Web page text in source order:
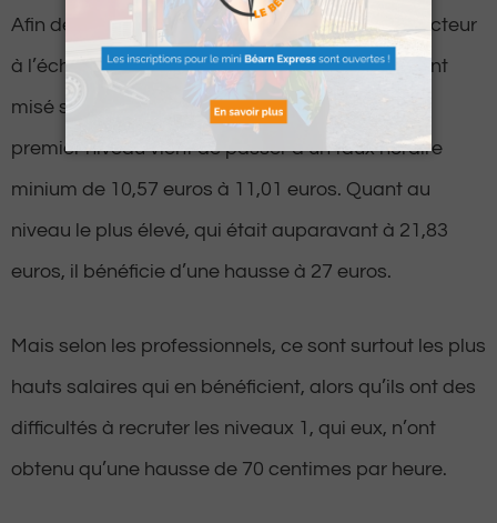
Afin de résoudre ce problème, qui plombe le secteur
à l’échelle nationale, le gouvernement a pourtant
misé sur la hausse de la grille salariale. Le tout
premier niveau vient de passer d’un taux horaire
minium de 10,57 euros à 11,01 euros. Quant au
niveau le plus élevé, qui était auparavant à 21,83
euros, il bénéficie d’une hausse à 27 euros.
Mais selon les professionnels, ce sont surtout les plus
hauts salaires qui en bénéficient, alors qu’ils ont des
difficultés à recruter les niveaux 1, qui eux, n’ont
obtenu qu’une hausse de 70 centimes par heure.